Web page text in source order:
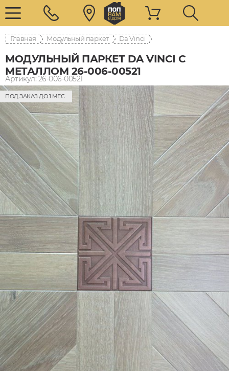
Главная Модульный паркет Da Vinci
МОДУЛЬНЫЙ ПАРКЕТ DA VINCI С
МЕТАЛЛОМ 26-006-00521
Артикул: 26-006-00521
ПОД ЗАКАЗ ДО 1 МЕС